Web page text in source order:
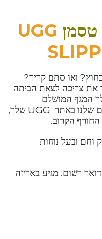
טסמן UGG
ואו סתם קריר?
את צריכה לצאת הביתה
המגף המושלם
המושלמת כמו בכל חורף, הדגמים שלנו באתר UGG שלך,
הקרוב.
וחם ובעל נוחות
רשום. מגיע באריזה